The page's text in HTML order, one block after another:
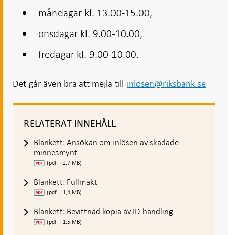
måndagar kl. 13.00-15.00,
onsdagar kl. 9.00-10.00,
fredagar kl. 9.00-10.00.
Det går även bra att mejla till inlosen@riksbank.se
RELATERAT INNEHÅLL
Blankett: Ansökan om inlösen av skadade
minnesmynt
(pdf | 2,7 MB)
Blankett: Fullmakt
(pdf | 1,4 MB)
Blankett: Bevittnad kopia av ID-handling
(pdf | 1,5 MB)